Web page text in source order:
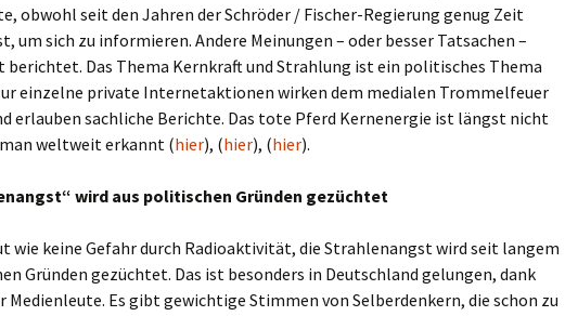
obwohl seit den Jahren der Schröder / Fischer-Regierung genug Zeit
um sich zu informieren. Andere Meinungen – oder besser Tatsachen –
berichtet. Das Thema Kernkraft und Strahlung ist ein politisches Thema
einzelne private Internetaktionen wirken dem medialen Trommelfeuer
erlauben sachliche Berichte. Das tote Pferd Kernenergie ist längst nicht
weltweit erkannt (hier), (hier), (hier).
wird aus politischen Gründen gezüchtet
wie keine Gefahr durch Radioaktivität, die Strahlenangst wird seit langem
Gründen gezüchtet. Das ist besonders in Deutschland gelungen, dank
Medienleute. Es gibt gewichtige Stimmen von Selberdenkern, die schon zu